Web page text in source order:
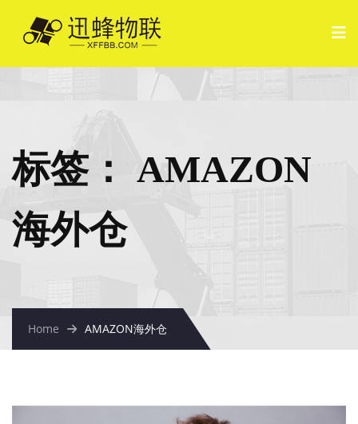
标签： AMAZON
海外仓
Home AMAZON海外仓